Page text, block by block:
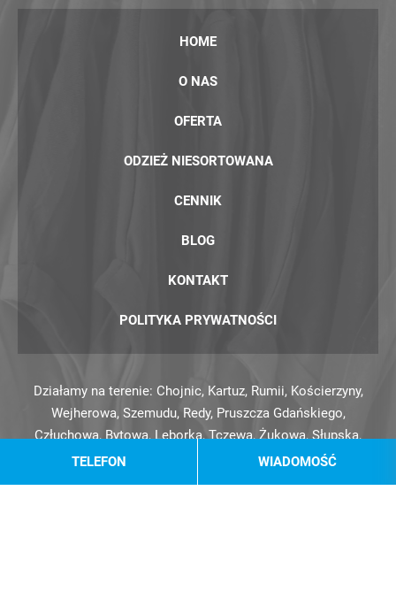
HOME
O NAS
OFERTA
ODZIEŻ NIESORTOWANA
CENNIK
BLOG
KONTAKT
POLITYKA PRYWATNOŚCI
Działamy na terenie: Chojnic, Kartuz, Rumii, Kościerzyny,
Wejherowa, Szemudu, Redy, Pruszcza Gdańskiego,
Człuchowa,Bytowa,Lęborka,Tczewa,Żukowa,Słupska,
,Brus,Miastka Starogardu Gdańskiego,Szczecinka
TELEFON WIADOMOŚĆ